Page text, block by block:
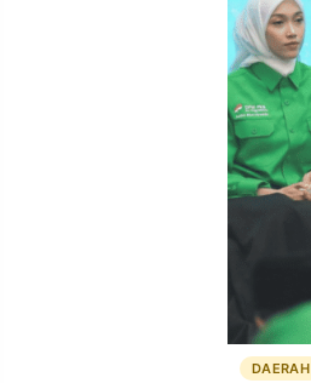
WARGA
TULISAN
SERVICE
DAERAH